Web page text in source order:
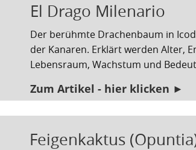
El Drago Milenario
Der berühmte Drachenbaum in
der Kanaren. Erklärt werden Alter,
Lebensraum, Wachstum und
Zum Artikel - hier klicken ►
Feigenkaktus